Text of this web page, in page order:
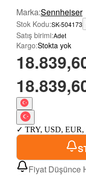
Marka:Sennheiser
Stok Kodu:SK-504173
Satış birimi:Adet
Kargo:Stokta yok
✓ TRY, USD, EUR,
Fiyat Düşünce